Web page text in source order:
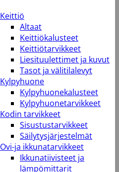
Keittiö
Altaat
Keittiökalusteet
Keittiötarvikkeet
Liesituulettimet ja kuvut
Tasot ja välitilalevyt
Kylpyhuone
Kylpyhuonekalusteet
Kylpyhuonetarvikkeet
Kodin tarvikkeet
Sisustustarvikkeet
Säilytysjärjestelmät
Ovi-ja ikkunatarvikkeet
Ikkunatiivisteet ja
lämpömittarit